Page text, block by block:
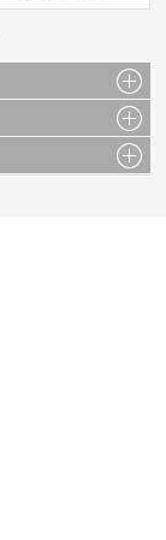
ータ等）及びこれらの配
を行うことは固く禁じて
れた見解・感想です。
さい。
ツや広告の表示、ソー